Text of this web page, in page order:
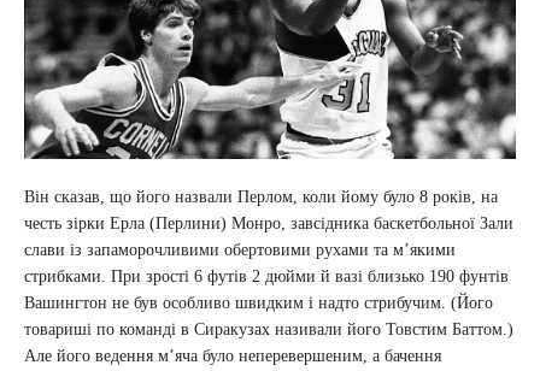
Він сказав, що його назвали Перлом, коли йому було 8 років, на
честь зірки Ерла (Перлини) Монро, завсідника баскетбольної Зали
слави із запаморочливими обертовими рухами та м’якими
стрибками. При зрості 6 футів 2 дюйми й вазі близько 190 фунтів
Вашингтон не був особливо швидким і надто стрибучим. (Його
товариші по команді в Сиракузах називали його Товстим Баттом.)
Але його ведення м’яча було неперевершеним, а бачення